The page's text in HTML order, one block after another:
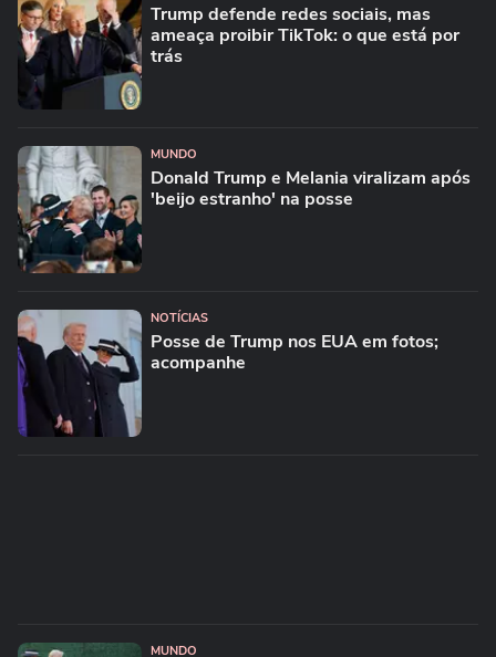
Trump defende redes sociais, mas
ameaça proibir TikTok: o que está por
trás
MUNDO
Donald Trump e Melania viralizam após
'beijo estranho' na posse
NOTÍCIAS
Posse de Trump nos EUA em fotos;
acompanhe
MUNDO